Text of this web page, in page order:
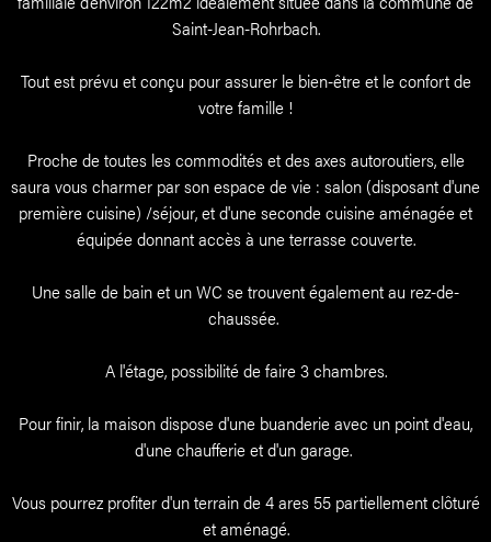
Saint-Jean-Rohrbach.
Tout est prévu et conçu pour assurer le bien-être et le confort de
votre famille !
Proche de toutes les commodités et des axes autoroutiers, elle
saura vous charmer par son espace de vie : salon (disposant d'une
première cuisine) /séjour, et d'une seconde cuisine aménagée et
équipée donnant accès à une terrasse couverte.
Une salle de bain et un WC se trouvent également au rez-de-
chaussée.
A l'étage, possibilité de faire 3 chambres.
Pour finir, la maison dispose d'une buanderie avec un point d'eau,
d'une chaufferie et d'un garage.
Vous pourrez profiter d'un terrain de 4 ares 55 partiellement clôturé
et aménagé.